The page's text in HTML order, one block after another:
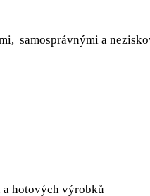
samosprávnými a
hotových výrobků